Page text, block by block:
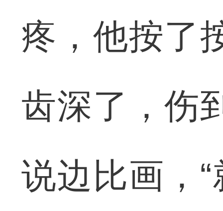
疼，他按了
齿深了，伤
说边比画，